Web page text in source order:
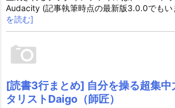
Audacity (記事執筆時点の最新版3.0.0でもい
を読む]
[読書3行まとめ] 自分を操る超集中
タリストDaigo（師匠）